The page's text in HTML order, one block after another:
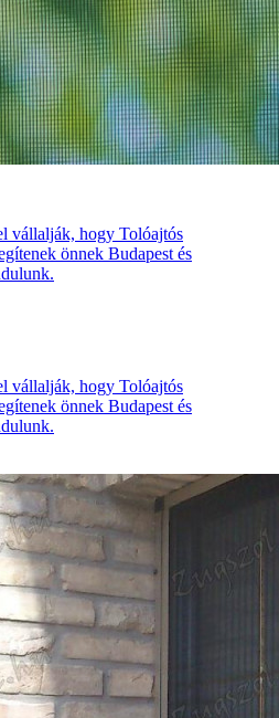
vállalják, hogy Tolóajtós
önnek Budapest és
vállalják, hogy Tolóajtós
önnek Budapest és